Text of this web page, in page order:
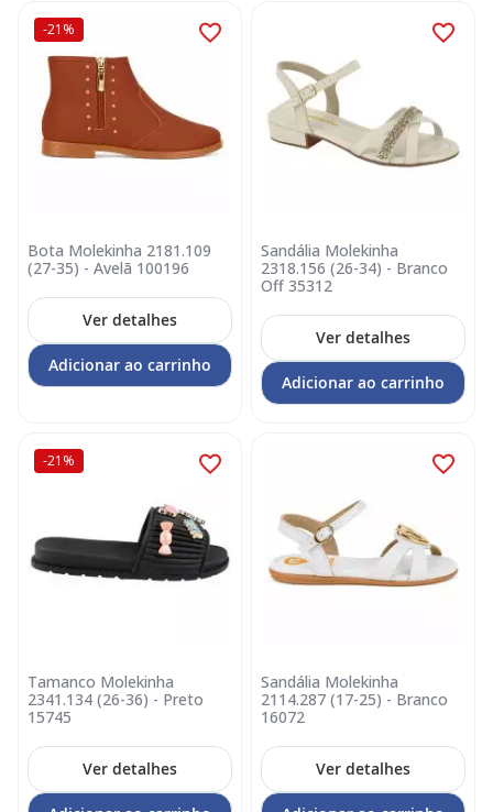
-21%
Bota Molekinha 2181.109
(27-35) - Avelã 100196
Ver detalhes
Adicionar ao carrinho
Sandália Molekinha
2318.156 (26-34) - Branco
Off 35312
Ver detalhes
Adicionar ao carrinho
-21%
Tamanco Molekinha
2341.134 (26-36) - Preto
15745
Ver detalhes
Sandália Molekinha
2114.287 (17-25) - Branco
16072
Ver detalhes